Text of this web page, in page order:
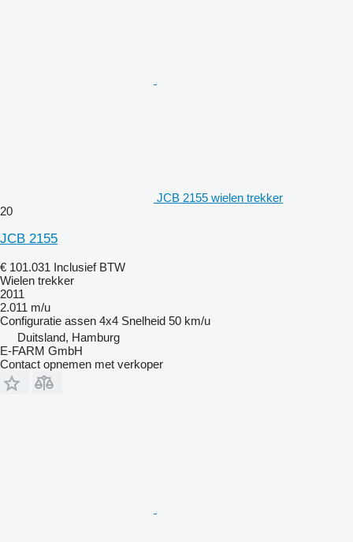
JCB 2155 wielen trekker
20
JCB 2155
€ 101.031 Inclusief BTW
Wielen trekker
2011
2.011 m/u
Configuratie assen 4x4 Snelheid 50 km/u
Duitsland, Hamburg
E-FARM GmbH
Contact opnemen met verkoper